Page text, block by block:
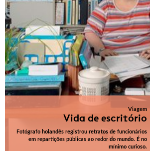
Viagem
Vida de escritório
Fotógrafo holandês registrou retratos de funcionários
em repartições públicas ao redor do mundo. É no
mínimo curioso.